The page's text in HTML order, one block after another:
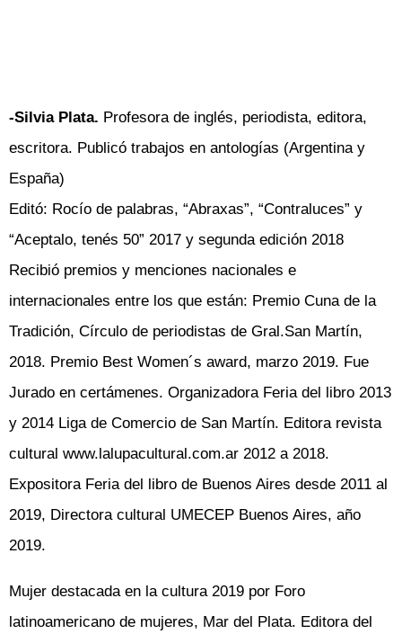
-Silvia Plata. Profesora de inglés, periodista, editora,
escritora. Publicó trabajos en antologías (Argentina y
España)
Editó: Rocío de palabras, “Abraxas”, “Contraluces” y
“Aceptalo, tenés 50” 2017 y segunda edición 2018
Recibió premios y menciones nacionales e
internacionales entre los que están: Premio Cuna de la
Tradición, Círculo de periodistas de Gral.San Martín,
2018. Premio Best Women´s award, marzo 2019. Fue
Jurado en certámenes. Organizadora Feria del libro 2013
y 2014 Liga de Comercio de San Martín. Editora revista
cultural www.lalupacultural.com.ar 2012 a 2018.
Expositora Feria del libro de Buenos Aires desde 2011 al
2019, Directora cultural UMECEP Buenos Aires, año
2019.
Mujer destacada en la cultura 2019 por Foro
latinoamericano de mujeres, Mar del Plata. Editora del